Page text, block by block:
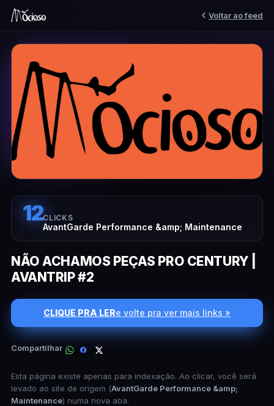
Voltar ao feed
12CLICKS
AvantGarde Performance &amp; Maintenance
NÃO ACHAMOS PEÇAS PRO CENTURY |
AVANTRIP #2
CLIQUE PRA LERe volte pra ver mais links »
Compartilhar
Esta página existe apenas para indexação. Ao clicar, você será
levado ao site de origem (AvantGarde Performance &amp;
Maintenance) numa nova aba.